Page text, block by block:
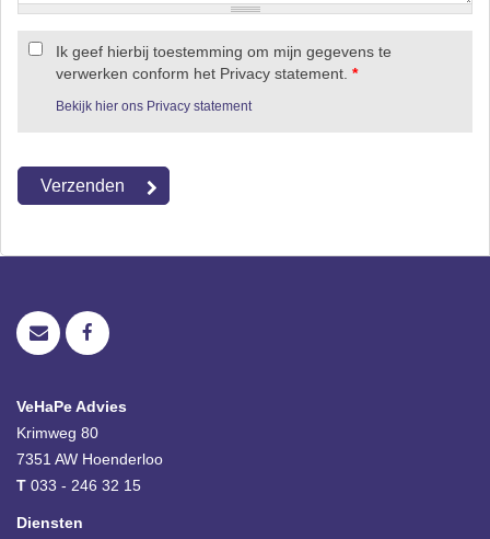
Ik geef hierbij toestemming om mijn gegevens te
verwerken conform het Privacy statement. *
Bekijk hier ons Privacy statement
VeHaPe Advies
Krimweg 80
7351 AW Hoenderloo
T 033 - 246 32 15
Diensten